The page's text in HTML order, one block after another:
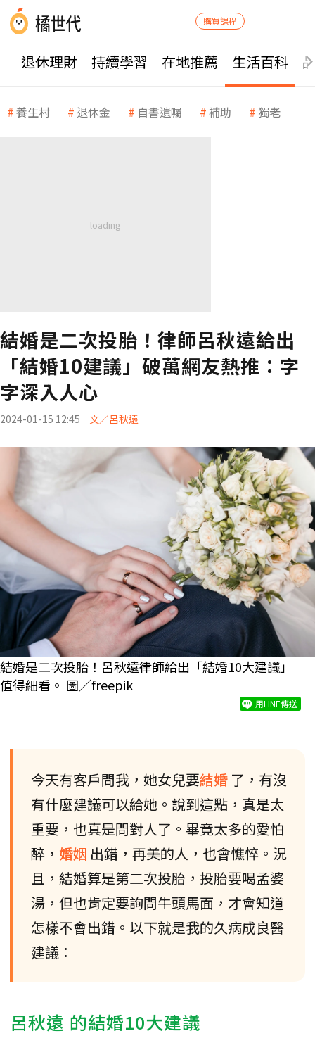
購買課程
退休理財 持續學習 在地推薦 生活百科
養生村 退休金 自書遺囑 補助 獨老
結婚是二次投胎！律師呂秋遠給出
「結婚10建議」破萬網友熱推：字
字深入人心
2024-01-15 12:45 文／呂秋遠
結婚是二次投胎！呂秋遠律師給出「結婚10大建議」
值得細看。 圖／freepik
用LINE傳送
今天有客戶問我，她女兒要結婚 了，有沒
有什麼建議可以給她。說到這點，真是太
重要，也真是問對人了。畢竟太多的愛怕
醉， 婚姻 出錯，再美的人，也會憔悴。況
且，結婚算是第二次投胎，投胎要喝孟婆
湯，但也肯定要詢問牛頭馬面，才會知道
怎樣不會出錯。以下就是我的久病成良醫
建議：
呂秋遠 的結婚10大建議